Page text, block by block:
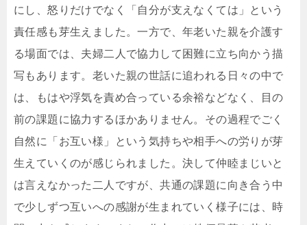
にし、怒りだけでなく「自分が支えなくては」という
責任感も芽生えました。一方で、年老いた親を介護す
る場面では、夫婦二人で協力して困難に立ち向かう描
写もあります。老いた親の世話に追われる日々の中で
は、もはや浮気を責め合っている余裕などなく、目の
前の課題に協力するほかありません。その過程でごく
自然に「お互い様」という気持ちや相手への労りが芽
生えていくのが感じられました。決して仲睦まじいと
は言えなかった二人ですが、共通の課題に向き合う中
で少しずつ互いへの感謝が生まれていく様子には、時